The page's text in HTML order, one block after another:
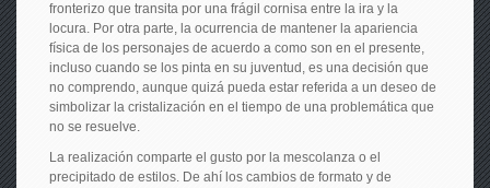
fronterizo que transita por una frágil cornisa entre la ira y la
locura. Por otra parte, la ocurrencia de mantener la apariencia
física de los personajes de acuerdo a como son en el presente,
incluso cuando se los pinta en su juventud, es una decisión que
no comprendo, aunque quizá pueda estar referida a un deseo de
simbolizar la cristalización en el tiempo de una problemática que
no se resuelve.
La realización comparte el gusto por la mescolanza o el
precipitado de estilos. De ahí los cambios de formato y de